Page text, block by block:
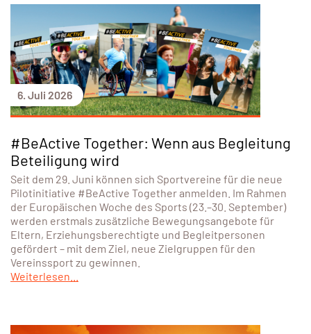
6. Juli 2026
#BeActive Together: Wenn aus Begleitung
Beteiligung wird
Seit dem 29. Juni können sich Sportvereine für die neue
Pilotinitiative #BeActive Together anmelden. Im Rahmen
der Europäischen Woche des Sports (23.–30. September)
werden erstmals zusätzliche Bewegungsangebote für
Eltern, Erziehungsberechtigte und Begleitpersonen
gefördert – mit dem Ziel, neue Zielgruppen für den
Vereinssport zu gewinnen.
Weiterlesen...